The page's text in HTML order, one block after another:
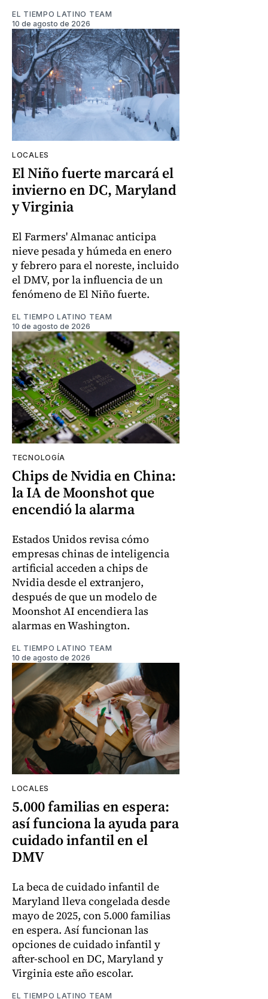
EL TIEMPO LATINO TEAM
10 de agosto de 2026
LOCALES
El Niño fuerte marcará el
invierno en DC, Maryland
y Virginia
El Farmers' Almanac anticipa
nieve pesada y húmeda en enero
y febrero para el noreste, incluido
el DMV, por la influencia de un
fenómeno de El Niño fuerte.
EL TIEMPO LATINO TEAM
10 de agosto de 2026
TECNOLOGÍA
Chips de Nvidia en China:
la IA de Moonshot que
encendió la alarma
Estados Unidos revisa cómo
empresas chinas de inteligencia
artificial acceden a chips de
Nvidia desde el extranjero,
después de que un modelo de
Moonshot AI encendiera las
alarmas en Washington.
EL TIEMPO LATINO TEAM
10 de agosto de 2026
LOCALES
5.000 familias en espera:
así funciona la ayuda para
cuidado infantil en el
DMV
La beca de cuidado infantil de
Maryland lleva congelada desde
mayo de 2025, con 5.000 familias
en espera. Así funcionan las
opciones de cuidado infantil y
after-school en DC, Maryland y
Virginia este año escolar.
EL TIEMPO LATINO TEAM